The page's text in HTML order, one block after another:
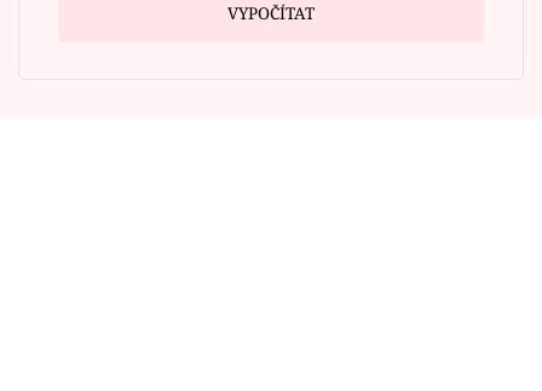
VYPOČÍTAT